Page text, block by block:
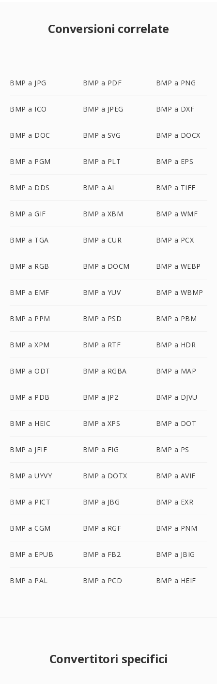
Conversioni correlate
BMP a JPG BMP a PDF BMP a PNG
BMP a ICO BMP a JPEG BMP a DXF
BMP a DOC BMP a SVG BMP a DOCX
BMP a PGM BMP a PLT BMP a EPS
BMP a DDS BMP a AI BMP a TIFF
BMP a GIF BMP a XBM BMP a WMF
BMP a TGA BMP a CUR BMP a PCX
BMP a RGB BMP a DOCM BMP a WEBP
BMP a EMF BMP a YUV BMP a WBMP
BMP a PPM BMP a PSD BMP a PBM
BMP a XPM BMP a RTF BMP a HDR
BMP a ODT BMP a RGBA BMP a MAP
BMP a PDB BMP a JP2 BMP a DJVU
BMP a HEIC BMP a XPS BMP a DOT
BMP a JFIF BMP a FIG BMP a PS
BMP a UYVY BMP a DOTX BMP a AVIF
BMP a PICT BMP a JBG BMP a EXR
BMP a CGM BMP a RGF BMP a PNM
BMP a EPUB BMP a FB2 BMP a JBIG
BMP a PAL BMP a PCD BMP a HEIF
Convertitori specifici